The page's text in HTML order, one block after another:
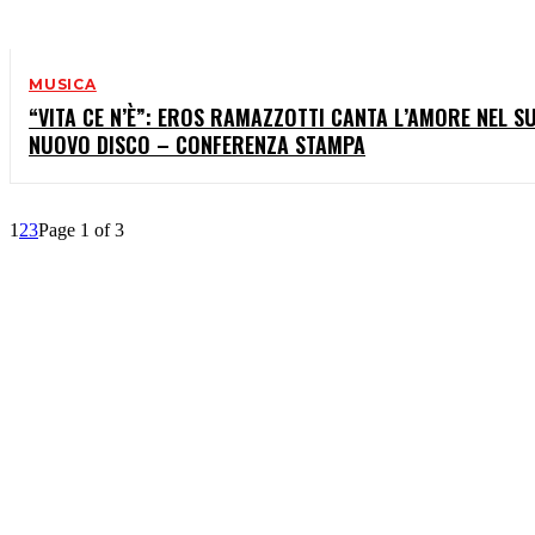
MUSICA
“VITA CE N’È”: EROS RAMAZZOTTI CANTA L’AMORE NEL
NUOVO DISCO – CONFERENZA STAMPA
1 23Page 1 of 3